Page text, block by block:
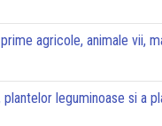
agricole, animale vii,
leguminoase si a